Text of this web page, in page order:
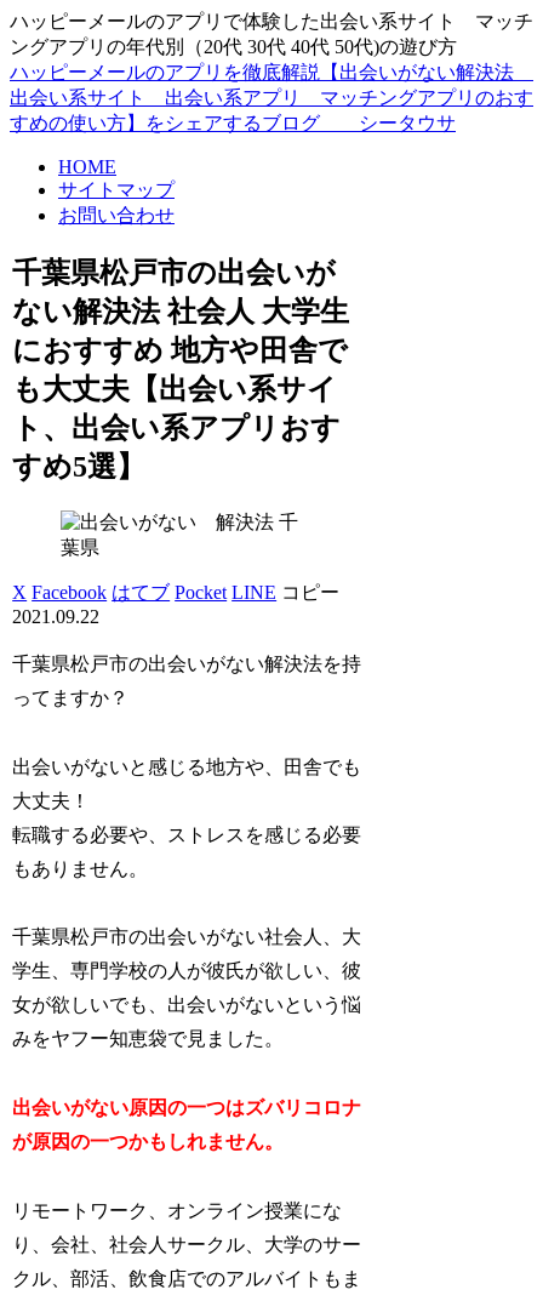
ハッピーメールのアプリで体験した出会い系サイト マッチ
ングアプリの年代別（20代 30代 40代 50代)の遊び方
ハッピーメールのアプリを徹底解説【出会いがない解決法
出会い系サイト 出会い系アプリ マッチングアプリのおす
すめの使い方】をシェアするブログ シータウサ
HOME
サイトマップ
お問い合わせ
千葉県松戸市の出会いが
ない解決法 社会人 大学生
におすすめ 地方や田舎で
も大丈夫【出会い系サイ
ト、出会い系アプリおす
すめ5選】
千
葉県
X Facebook はてブ Pocket LINE コピー
2021.09.22
千葉県松戸市の出会いがない解決法を持
ってますか？
出会いがないと感じる地方や、田舎でも
大丈夫！
転職する必要や、ストレスを感じる必要
もありません。
千葉県松戸市の出会いがない社会人、大
学生、専門学校の人が彼氏が欲しい、彼
女が欲しいでも、出会いがないという悩
みをヤフー知恵袋で見ました。
出会いがない原因の一つはズバリコロナ
が原因の一つかもしれません。
リモートワーク、オンライン授業にな
り、会社、社会人サークル、大学のサー
クル、部活、飲食店でのアルバイトもま